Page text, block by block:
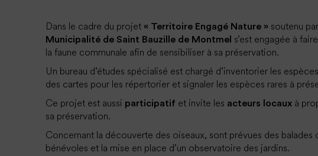
Dans le cadre du projet « Territoire Engagé Nature » soutenu
Municipalité de Saint Bauzille de Montmel s’est engagée à
la faune communale afin de sensibiliser à sa préservation.
Un bureau d’études spécialisé est chargé d’inventorier les
des cartes pour les répertorier et signaler les espèces rares à
Ce projet est aussi participatif et invite les acteurs locaux à
sa préservation.
Concernant la découverte des oiseaux, sont prévues des
bénévoles et la mise en place d’un observatoire des jardins.